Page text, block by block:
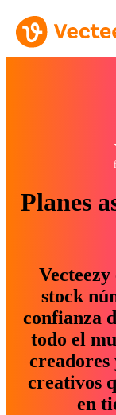
Planes
stock
confianza
todo el
creadores
creativos
en